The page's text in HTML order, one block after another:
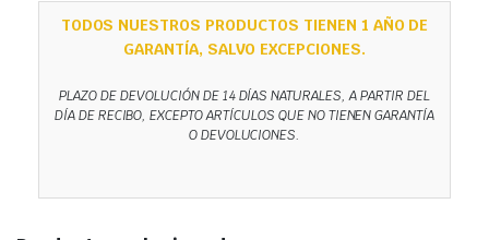
TODOS NUESTROS PRODUCTOS TIENEN 1 AÑO DE
GARANTÍA, SALVO EXCEPCIONES.
PLAZO DE DEVOLUCIÓN DE 14 DÍAS NATURALES, A PARTIR DEL
DÍA DE RECIBO, EXCEPTO ARTÍCULOS QUE NO TIENEN GARANTÍA
O DEVOLUCIONES.